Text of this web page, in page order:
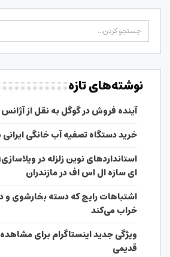
نوشته‌های تازه
آینده فروش در گوگل به نقل از
خرید دستگاه تصفیه آب خانگی ایرانی
استانداردهای نوین زلزله در
ای سازه ال اس اف در مازندران
اشتباهات رایج که دسته بخارشوی و
خراب می‌کند
ویژگی جدید اینستاگرام برای مشاهده
قدیمی